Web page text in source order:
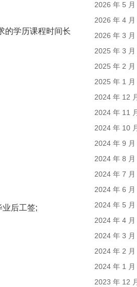
的学历课程时间长
后工签;
2026 年 5 月
2026 年 4 月
2026 年 3 月
2025 年 3 月
2025 年 2 月
2025 年 1 月
2024 年 12
2024 年 11
2024 年 10
2024 年 9 月
2024 年 8 月
2024 年 7 月
2024 年 6 月
2024 年 5 月
2024 年 4 月
2024 年 3 月
2024 年 2 月
2024 年 1 月
2023 年 12